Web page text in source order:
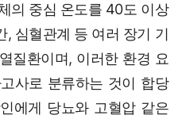
의 중심 온도를 40도 이상
, 심혈관계 등 여러 장기 기
질환이며, 이러한 환경 요
사로 분류하는 것이 합당
에게 당뇨와 고혈압 같은